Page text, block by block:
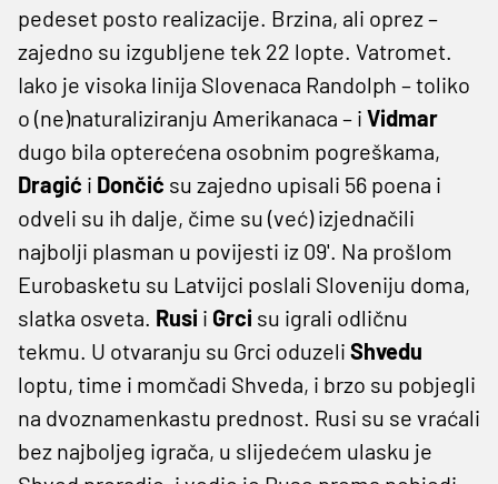
pedeset posto realizacije. Brzina, ali oprez –
zajedno su izgubljene tek 22 lopte. Vatromet.
Iako je visoka linija Slovenaca Randolph – toliko
o (ne)naturaliziranju Amerikanaca – i Vidmar
dugo bila opterećena osobnim pogreškama,
Dragić i Dončić su zajedno upisali 56 poena i
odveli su ih dalje, čime su (već) izjednačili
najbolji plasman u povijesti iz 09'. Na prošlom
Eurobasketu su Latvijci poslali Sloveniju doma,
slatka osveta. Rusi i Grci su igrali odličnu
tekmu. U otvaranju su Grci oduzeli Shvedu
loptu, time i momčadi Shveda, i brzo su pobjegli
na dvoznamenkastu prednost. Rusi su se vraćali
bez najboljeg igrača, u slijedećem ulasku je